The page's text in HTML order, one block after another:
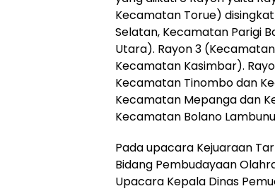
Kecamatan Torue)
Selatan, Kecamatan Parigi
Utara). Rayon 3
Kecamatan Kasimbar).
Kecamatan Tinombo dan
Kecamatan Mepanga dan
Kecamatan Bolano
Pada upacara Kejuaraan
Bidang Pembudayaan
Upacara Kepala Dinas